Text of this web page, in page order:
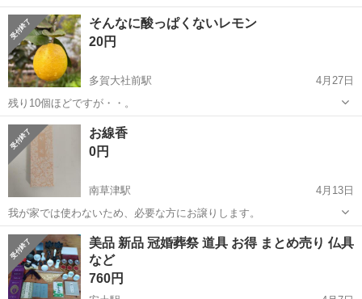
す。 煙も少なく、 各、10巻入りで、 左から 残り3巻。中央５巻。右
6巻。で、１巻約１2時間、計168時間分になります。 そのまま、使え
ます。 お香スタン...
滋賀 東近江市 五箇荘駅 冠婚葬祭
そんなに酸っぱくないレモン
20円
多賀大社前駅
4月27日
残り10個ほどですが・・。
滋賀 犬上郡 多賀大社前駅
お線香
0円
南草津駅
4月13日
我が家では使わないため、必要な方にお譲りします。
滋賀 草津市 南草津駅 冠婚葬祭 線香
美品 新品 冠婚葬祭 道具 お得 まとめ売り 仏具
など
760円